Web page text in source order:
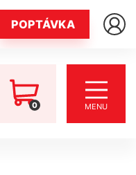
POPTÁVKA
0 MENU